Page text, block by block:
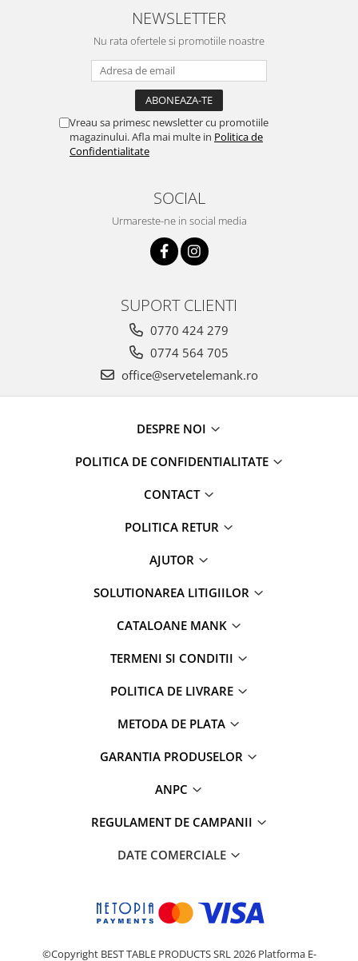
NEWSLETTER
Nu rata ofertele si promotiile noastre
Vreau sa primesc newsletter cu promotiile
magazinului. Afla mai multe in Politica de
Confidentialitate
SOCIAL
Urmareste-ne in social media
SUPORT CLIENTI
0770 424 279
0774 564 705
office@servetelemank.ro
DESPRE NOI
POLITICA DE CONFIDENTIALITATE
CONTACT
POLITICA RETUR
AJUTOR
SOLUTIONAREA LITIGIILOR
CATALOANE MANK
TERMENI SI CONDITII
POLITICA DE LIVRARE
METODA DE PLATA
GARANTIA PRODUSELOR
ANPC
REGULAMENT DE CAMPANII
DATE COMERCIALE
©Copyright BEST TABLE PRODUCTS SRL 2026 Platforma E-